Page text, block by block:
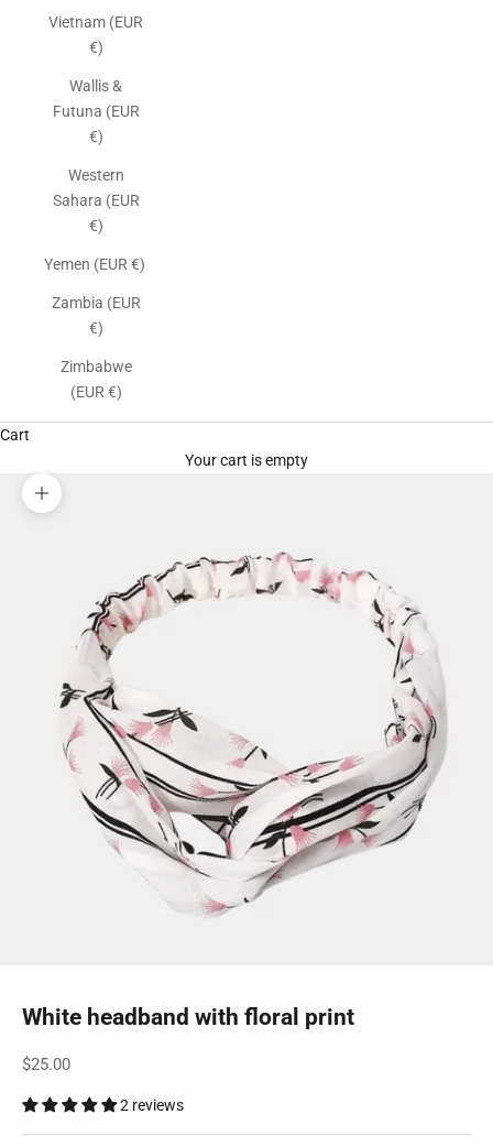
Vietnam (EUR
€)
Wallis &
Futuna (EUR
€)
Western
Sahara (EUR
€)
Yemen (EUR €)
Zambia (EUR
€)
Zimbabwe
(EUR €)
Cart
Your cart is empty
Zoom picture
White headband with floral print
Sale price
$25.00
2 reviews